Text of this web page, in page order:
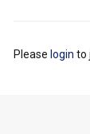
Please login to